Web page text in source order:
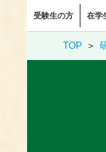
受験生の方 在学
TOP